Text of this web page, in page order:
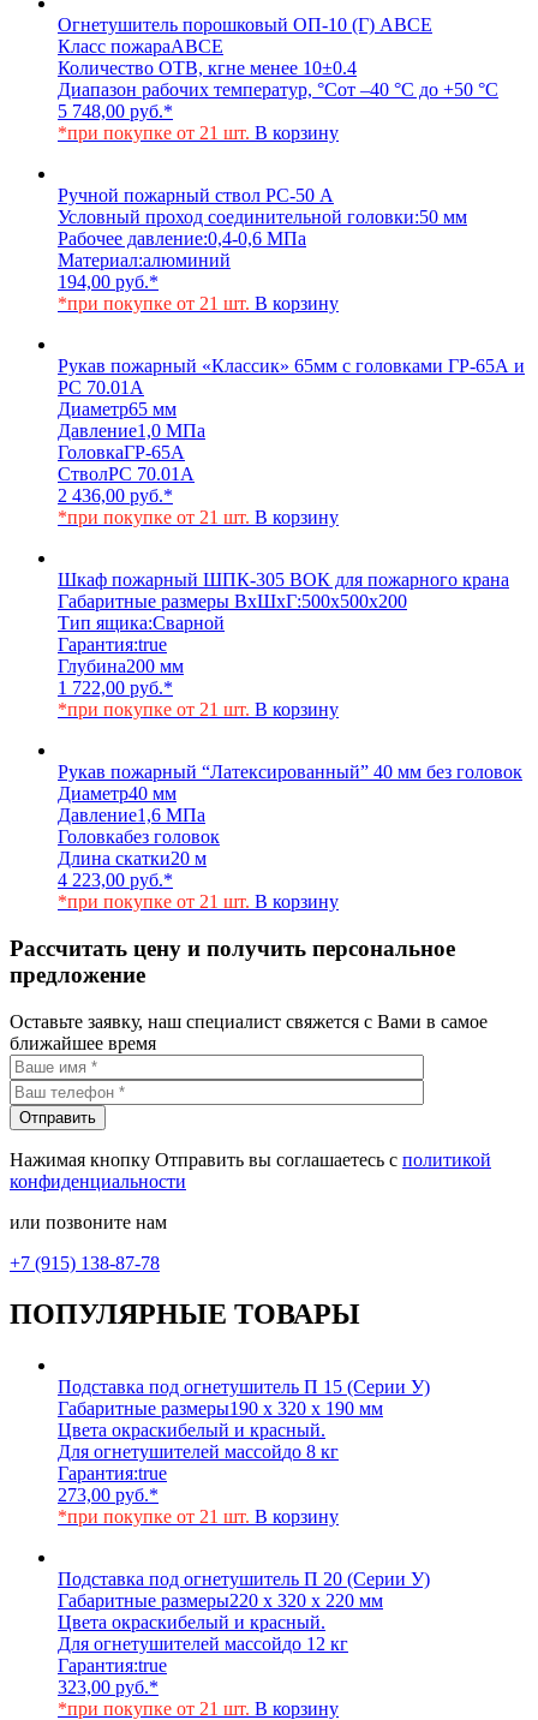
Огнетушитель порошковый ОП-10 (Г) АВСЕ
Класс пожараАВСЕ
Количество ОТВ, кгне менее 10±0.4
Диапазон рабочих температур, °Сот –40 °С до +50 °С
5 748,00 руб.*
*при покупке от 21 шт. В корзину
Ручной пожарный ствол РС-50 А
Условный проход соединительной головки:50 мм
Рабочее давление:0,4-0,6 МПа
Материал:алюминий
194,00 руб.*
*при покупке от 21 шт. В корзину
Рукав пожарный «Классик» 65мм с головками ГР-65А и
РС 70.01А
Диаметр65 мм
Давление1,0 МПа
ГоловкаГР-65А
СтволРС 70.01А
2 436,00 руб.*
*при покупке от 21 шт. В корзину
Шкаф пожарный ШПК-305 ВОК для пожарного крана
Габаритные размеры ВхШхГ:500х500х200
Тип ящика:Сварной
Гарантия:true
Глубина200 мм
1 722,00 руб.*
*при покупке от 21 шт. В корзину
Рукав пожарный “Латексированный” 40 мм без головок
Диаметр40 мм
Давление1,6 МПа
Головкабез головок
Длина скатки20 м
4 223,00 руб.*
*при покупке от 21 шт. В корзину
Рассчитать цену и получить персональное
предложение
Оставьте заявку, наш специалист свяжется с Вами в самое
ближайшее время
Нажимая кнопку Отправить вы соглашаетесь с политикой
конфиденциальности
или позвоните нам
+7 (915) 138-87-78
ПОПУЛЯРНЫЕ ТОВАРЫ
Подставка под огнетушитель П 15 (Серии У)
Габаритные размеры190 х 320 х 190 мм
Цвета окраскибелый и красный.
Для огнетушителей массойдо 8 кг
Гарантия:true
273,00 руб.*
*при покупке от 21 шт. В корзину
Подставка под огнетушитель П 20 (Серии У)
Габаритные размеры220 х 320 х 220 мм
Цвета окраскибелый и красный.
Для огнетушителей массойдо 12 кг
Гарантия:true
323,00 руб.*
*при покупке от 21 шт. В корзину